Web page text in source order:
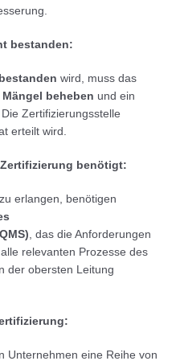
bestanden:
wird, muss das
beheben und ein
Zertifizierungsstelle
erteilt wird.
Zertifizierung benötigt:
zu erlangen, benötigen
, das die Anforderungen
relevanten Prozesse des
der obersten Leitung
Unternehmen eine Reihe von